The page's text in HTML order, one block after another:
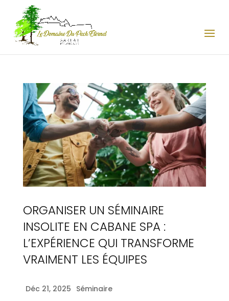
ORGANISER UN SÉMINAIRE
INSOLITE EN CABANE SPA :
L’EXPÉRIENCE QUI TRANSFORME
VRAIMENT LES ÉQUIPES
Déc 21, 2025 Séminaire